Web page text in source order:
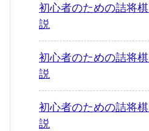
初心者のための詰
説
初心者のための詰
説
初心者のための詰
説